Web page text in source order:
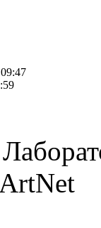
ArtNet